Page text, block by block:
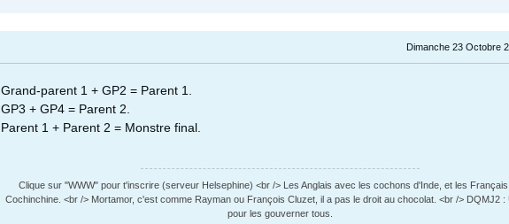
Dimanche 23 Octobre
Grand-parent 1 + GP2 = Parent 1.
GP3 + GP4 = Parent 2.
Parent 1 + Parent 2 = Monstre final.
Clique sur "WWW" pour t'inscrire (serveur Helsephine) <br /> Les Anglais avec les cochons d'Inde, et les
Cochinchine. <br /> Mortamor, c'est comme Rayman ou François Cluzet, il a pas le droit au chocolat. <br /> DQMJ2 :
pour les gouverner tous.